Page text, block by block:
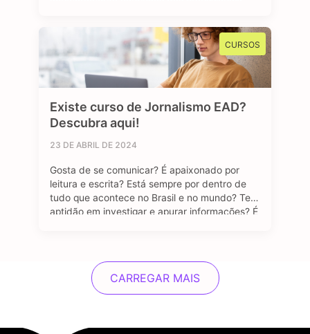
emprego no setor jurídico. A pós-graduação
em Direito se destaca como um viés
importante e diferencial estratégico para
aqueles que desejam se sobressair diante …
CURSOS
Existe curso de Jornalismo EAD?
Descubra aqui!
23 DE ABRIL DE 2024
Gosta de se comunicar? É apaixonado por
leitura e escrita? Está sempre por dentro de
tudo que acontece no Brasil e no mundo? Tem
aptidão em investigar e apurar informações? É
CARREGAR MAIS